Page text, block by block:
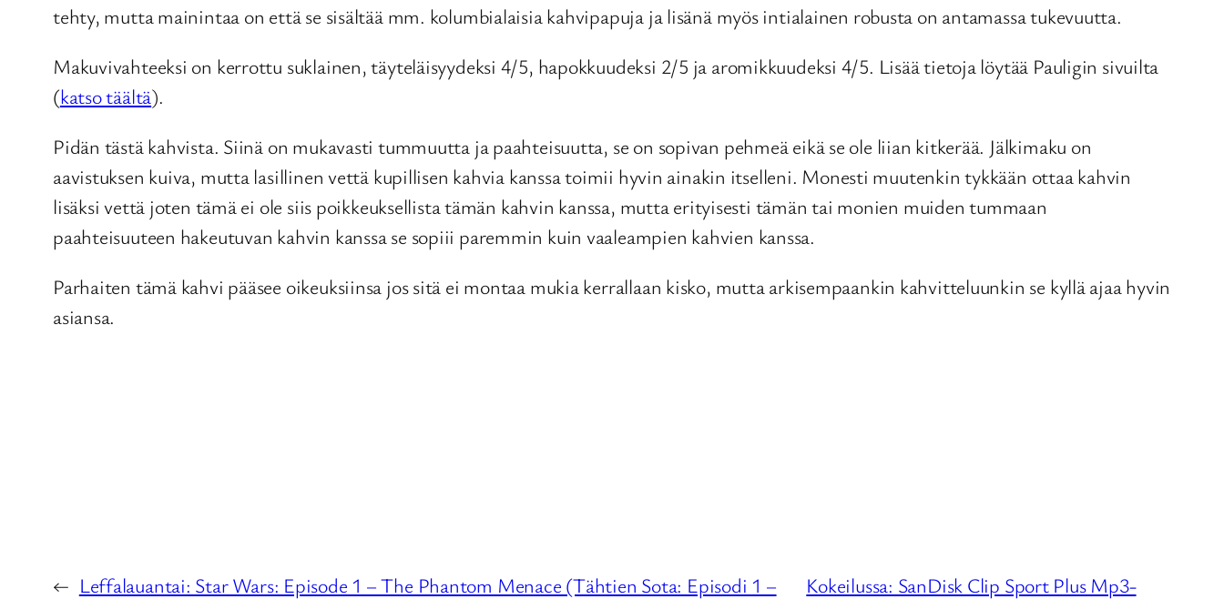
tehty, mutta mainintaa on että se sisältää mm. kolumbialaisia kahvipapuja ja lisänä myös intialainen robusta on antamassa tukevuutta.
Makuvivahteeksi on kerrottu suklainen, täyteläisyydeksi 4/5, hapokkuudeksi 2/5 ja aromikkuudeksi 4/5. Lisää tietoja löytää Pauligin sivuilta
(katso täältä).
Pidän tästä kahvista. Siinä on mukavasti tummuutta ja paahteisuutta, se on sopivan pehmeä eikä se ole liian kitkerää. Jälkimaku on
aavistuksen kuiva, mutta lasillinen vettä kupillisen kahvia kanssa toimii hyvin ainakin itselleni. Monesti muutenkin tykkään ottaa kahvin
lisäksi vettä joten tämä ei ole siis poikkeuksellista tämän kahvin kanssa, mutta erityisesti tämän tai monien muiden tummaan
paahteisuuteen hakeutuvan kahvin kanssa se sopiii paremmin kuin vaaleampien kahvien kanssa.
Parhaiten tämä kahvi pääsee oikeuksiinsa jos sitä ei montaa mukia kerrallaan kisko, mutta arkisempaankin kahvitteluunkin se kyllä ajaa hyvin
asiansa.
← Leffalauantai: Star Wars: Episode 1 – The Phantom Menace (Tähtien Sota: Episodi 1 –
Kokeilussa: SanDisk Clip Sport Plus Mp3-